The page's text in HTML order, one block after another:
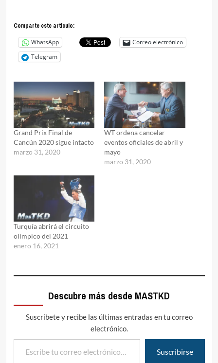
Comparte este articulo:
WhatsApp
Correo electrónico
Telegram
Grand Prix Final de
Cancún 2020 sigue intacto
marzo 31, 2020
WT ordena cancelar
eventos oficiales de abril y
mayo
marzo 31, 2020
Turquía abrirá el circuito
olímpico del 2021
enero 16, 2021
Descubre más desde MASTKD
Suscríbete y recibe las últimas entradas en tu correo
electrónico.
Escribe tu correo electrónico…
Suscribirse